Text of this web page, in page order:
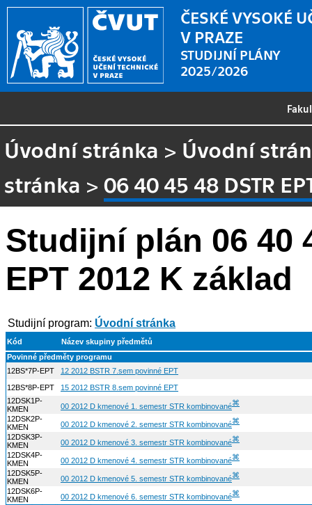
ČESKÉ VYSOKÉ
V PRAZE
STUDIJNÍ PLÁNY
2025/2026
Úvodní stránka > Úvodní
stránka >06 40 45 48 DSTR
Studijní plán 06 40
EPT 2012 K základ
Studijní program: Úvodní stránka
Kód
Název skupiny předmětů
Povinné předměty programu
12BS*7P-EPT
12 2012 BSTR 7.sem povinné EPT
12BS*8P-EPT
15 2012 BSTR 8.sem povinné EPT
12DSK1P-
KMEN
00 2012 D kmenové 1. semestr STR kombinované⌘
12DSK2P-
KMEN
00 2012 D kmenové 2. semestr STR kombinované⌘
12DSK3P-
KMEN
00 2012 D kmenové 3. semestr STR kombinované⌘
12DSK4P-
KMEN
00 2012 D kmenové 4. semestr STR kombinované⌘
12DSK5P-
KMEN
00 2012 D kmenové 5. semestr STR kombinované⌘
12DSK6P-
KMEN
00 2012 D kmenové 6. semestr STR kombinované⌘